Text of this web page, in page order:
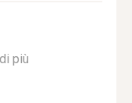
più